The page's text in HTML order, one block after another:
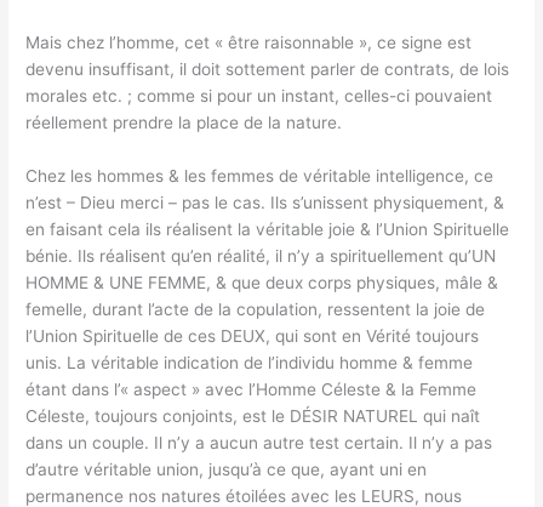
Mais chez l’homme, cet « être raisonnable », ce signe est
devenu insuffisant, il doit sottement parler de contrats, de lois
morales etc. ; comme si pour un instant, celles-ci pouvaient
réellement prendre la place de la nature.
Chez les hommes & les femmes de véritable intelligence, ce
n’est – Dieu merci – pas le cas. Ils s’unissent physiquement, &
en faisant cela ils réalisent la véritable joie & l’Union Spirituelle
bénie. Ils réalisent qu’en réalité, il n’y a spirituellement qu’UN
HOMME & UNE FEMME, & que deux corps physiques, mâle &
femelle, durant l’acte de la copulation, ressentent la joie de
l’Union Spirituelle de ces DEUX, qui sont en Vérité toujours
unis. La véritable indication de l’individu homme & femme
étant dans l’« aspect » avec l’Homme Céleste & la Femme
Céleste, toujours conjoints, est le DÉSIR NATUREL qui naît
dans un couple. Il n’y a aucun autre test certain. Il n’y a pas
d’autre véritable union, jusqu’à ce que, ayant uni en
permanence nos natures étoilées avec les LEURS, nous